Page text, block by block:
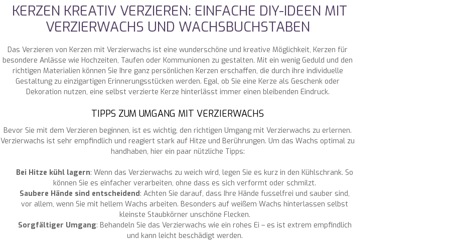
KERZEN KREATIV VERZIEREN: EINFACHE DIY-IDEEN MIT
VERZIERWACHS UND WACHSBUCHSTABEN
Das Verzieren von Kerzen mit Verzierwachs ist eine wunderschöne und kreative Möglichkeit, Kerzen für
besondere Anlässe wie Hochzeiten, Taufen oder Kommunionen zu gestalten. Mit ein wenig Geduld und den
richtigen Materialien können Sie Ihre ganz persönlichen Kerzen erschaffen, die durch ihre individuelle
Gestaltung zu einzigartigen Erinnerungsstücken werden. Egal, ob Sie eine Kerze als Geschenk oder
Dekoration nutzen, eine selbst verzierte Kerze hinterlässt immer einen bleibenden Eindruck.
TIPPS ZUM UMGANG MIT VERZIERWACHS
Bevor Sie mit dem Verzieren beginnen, ist es wichtig, den richtigen Umgang mit Verzierwachs zu erlernen.
Verzierwachs ist sehr empfindlich und reagiert stark auf Hitze und Berührungen. Um das Wachs optimal zu
handhaben, hier ein paar nützliche Tipps:
Bei Hitze kühl lagern: Wenn das Verzierwachs zu weich wird, legen Sie es kurz in den Kühlschrank. So
können Sie es einfacher verarbeiten, ohne dass es sich verformt oder schmilzt.
Saubere Hände sind entscheidend: Achten Sie darauf, dass Ihre Hände fusselfrei und sauber sind,
vor allem, wenn Sie mit hellem Wachs arbeiten. Besonders auf weißem Wachs hinterlassen selbst
kleinste Staubkörner unschöne Flecken.
Sorgfältiger Umgang: Behandeln Sie das Verzierwachs wie ein rohes Ei – es ist extrem empfindlich
und kann leicht beschädigt werden.